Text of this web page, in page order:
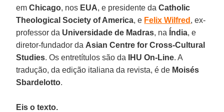
emChicago, nos EUA, e presidente daCatholic
Theological Society of America, e Felix Wilfred , ex-
professor da Universidade de Madras, na Índia, e
diretor-fundador da Asian Centre for Cross-Cultural
Studies. Os entretítulos são da IHU On-Line. A
tradução, da edição italiana da revista, é de Moisés
Sbardelotto.
Eis o texto.